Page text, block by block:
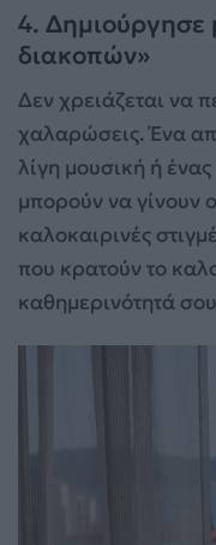
4. Δημιούργησε
διακοπών»
Δεν χρειάζεται να
χαλαρώσεις. Ένα
λίγη μουσική ή
μπορούν να γίνουν
καλοκαιρινές
που κρατούν το
καθημερινότητά